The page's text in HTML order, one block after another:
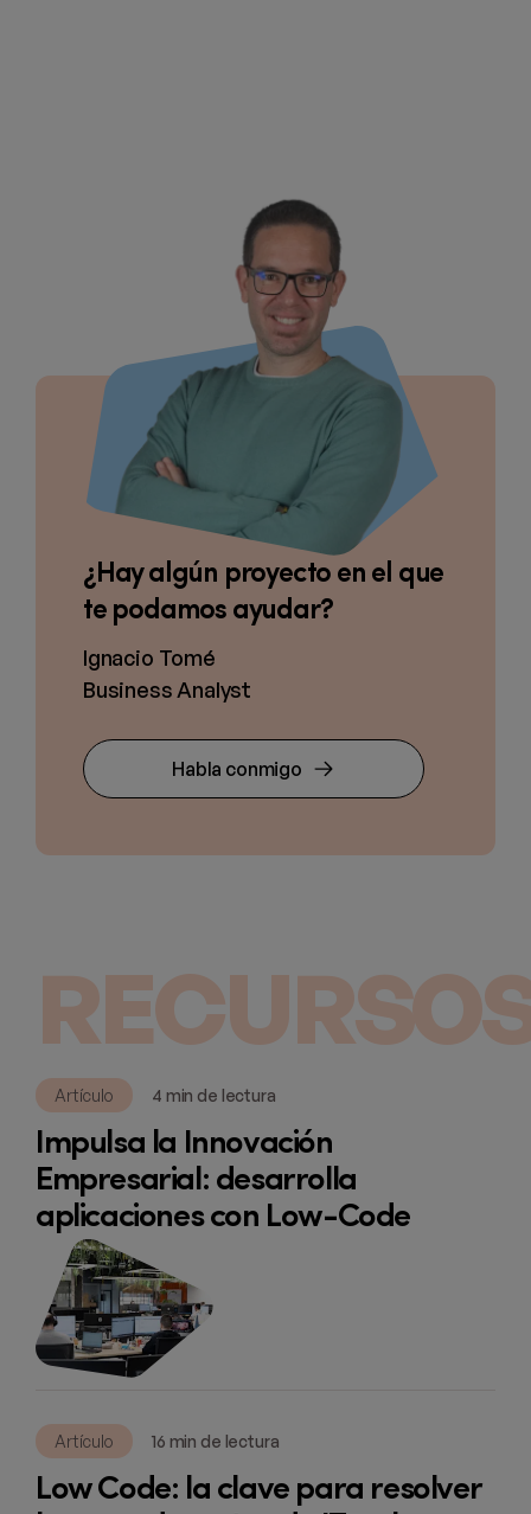
¿Hay algún proyecto en el que
te podamos ayudar?
Ignacio Tomé
Business Analyst
Habla conmigo
Artículo 4 min de lectura
Impulsa la Innovación
Empresarial: desarrolla
aplicaciones con Low-Code
Artículo 16 min de lectura
Low Code: la clave para resolver